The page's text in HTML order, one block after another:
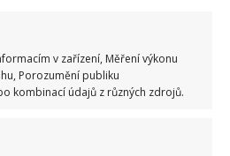
v zařízení, Měření výkonu
Porozumění publiku
kombinací údajů z různých zdrojů.
spíše svou osobností